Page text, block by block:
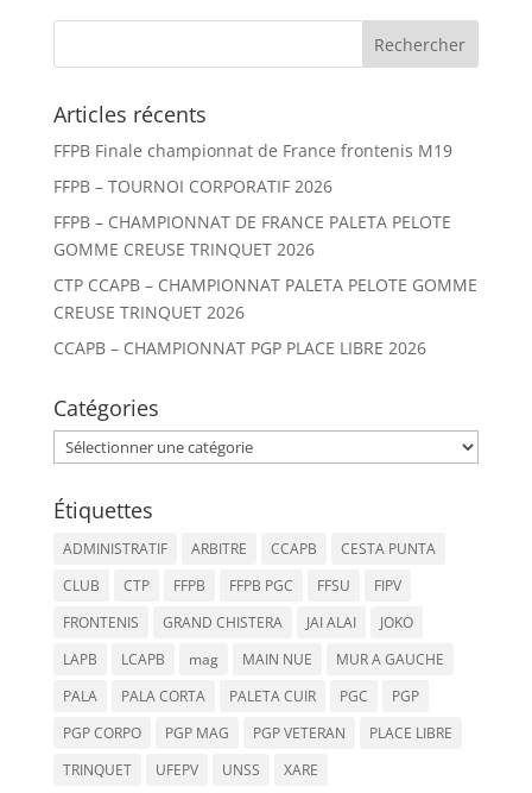
Articles récents
FFPB Finale championnat de France frontenis M19
FFPB – TOURNOI CORPORATIF 2026
FFPB – CHAMPIONNAT DE FRANCE PALETA PELOTE
GOMME CREUSE TRINQUET 2026
CTP CCAPB – CHAMPIONNAT PALETA PELOTE GOMME
CREUSE TRINQUET 2026
CCAPB – CHAMPIONNAT PGP PLACE LIBRE 2026
Catégories
Catégories
Étiquettes
ADMINISTRATIF ARBITRE CCAPB
CESTA PUNTA
CLUB
CTP FFPB FFPB PGC FFSU
FIPV
FRONTENIS
GRAND CHISTERA JAI ALAI
JOKO
LAPB
LCAPB mag MAIN NUE
MUR A GAUCHE
PALA
PALA CORTA PALETA CUIR PGC
PGP
PGP CORPO
PGP MAG PGP VETERAN
PLACE LIBRE
TRINQUET
UFEPV UNSS XARE